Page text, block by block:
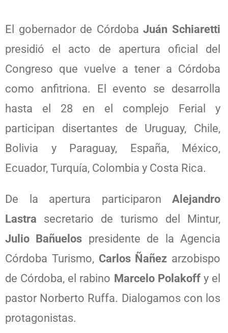
El gobernador de CórdobaJuán Schiaretti
presidió el acto de apertura oficial del
Congreso que vuelve a tener a Córdoba
como anfitriona. El evento se desarrolla
hasta el 28 en el complejo Ferial y
participan disertantes de Uruguay, Chile,
Bolivia y Paraguay, España, México,
Ecuador, Turquía, Colombia y Costa Rica.
De la apertura participaron Alejandro
Lastra secretario de turismo del Mintur,
Julio Bañuelos presidente de la Agencia
Córdoba Turismo, Carlos Ñañez arzobispo
de Córdoba, el rabino Marcelo Polakoffy el
pastor Norberto Ruffa. Dialogamos con los
protagonistas.